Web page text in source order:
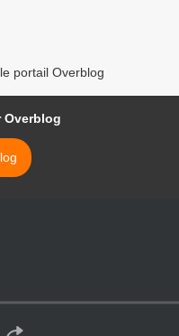
portail Overblog
Overblog